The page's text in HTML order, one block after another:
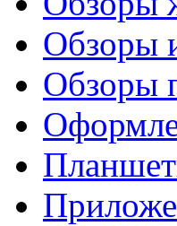
Обзоры
Обзоры